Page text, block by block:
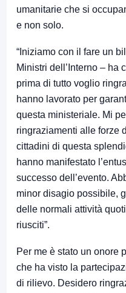
umanitarie che si
e non solo.
“Iniziamo con il fare un
Ministri dell’Interno – ha
prima di tutto voglio
hanno lavorato per
questa ministeriale. Mi
ringraziamenti alle forze
cittadini di questa
hanno manifestato
successo dell’evento.
minor disagio possibile,
delle normali attività
riusciti”.
Per me è stato un onore
che ha visto la
di rilievo. Desidero